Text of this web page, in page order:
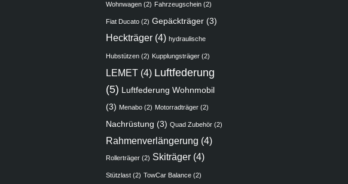
Wohnwagen (2) Fahrzeugschein (2)
Fiat Ducato (2) Gepäckträger (3)
Heckträger (4) hydraulische
Hubstützen (2) Kupplungsträger (2)
LEMET (4) Luftfederung
(5) Luftfederung Wohnmobil
(3) Menabo (2) Motorradträger (2)
Nachrüstung (3) Quad Zubehör (2)
Rahmenverlängerung (4)
Rollerträger (2) Skiträger (4)
Stützlast (2) TowCar Balance (2)